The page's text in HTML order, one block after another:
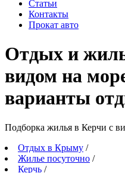
Статьи
Контакты
Прокат авто
Отдых и
видом на
варианты
Подборка жилья в Керчи с
Отдых в Крыму /
Жилье посуточно /
Керчь /